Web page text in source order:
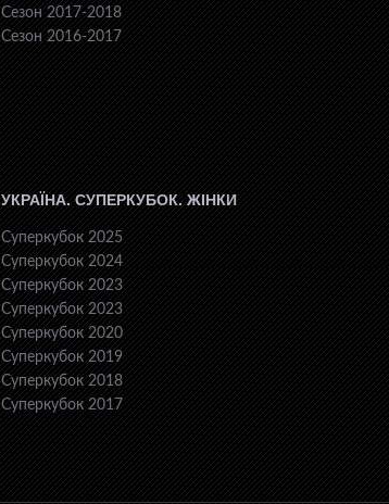
Сезон 2017-2018
Сезон 2016-2017
УКРАЇНА. СУПЕРКУБОК. ЖІНКИ
Суперкубок 2025
Суперкубок 2024
Суперкубок 2023
Суперкубок 2023
Суперкубок 2020
Суперкубок 2019
Суперкубок 2018
Суперкубок 2017